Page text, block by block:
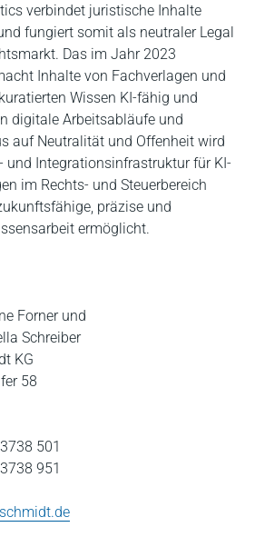
verbindet juristische Inhalte
fungiert somit als neutraler Legal
Das im Jahr 2023
Inhalte von Fachverlagen und
Wissen KI-fähig und
digitale Arbeitsabläufe und
auf Neutralität und Offenheit wird
und Integrationsinfrastruktur für KI-
im Rechts- und Steuerbereich
präzise und
ermöglicht.
Forner und
Schreiber
KG
58
501
951